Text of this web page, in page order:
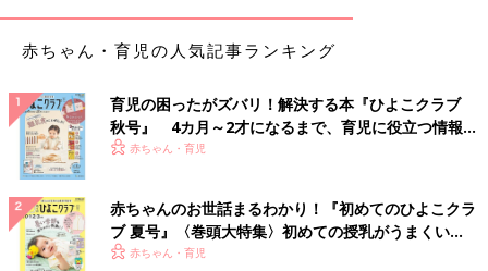
赤ちゃん・育児の人気記事ランキング
育児の困ったがズバリ！解決する本『ひよこクラブ
秋号』 4カ月～2才になるまで、育児に役立つ情報が
いっぱい！
赤ちゃん・育児
赤ちゃんのお世話まるわかり！『初めてのひよこクラ
ブ 夏号』〈巻頭大特集〉初めての授乳がうまくい
く！ おっぱい・ミルクの基本と夏のトラブル 解決テ
赤ちゃん・育児